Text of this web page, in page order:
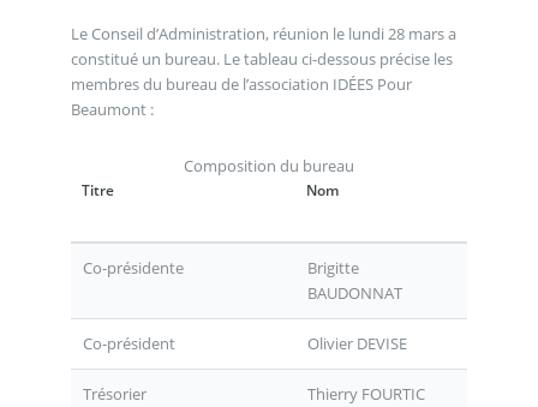
Le Conseil d’Administration, réunion le lundi 28 mars a
constitué un bureau. Le tableau ci-dessous précise les
membres du bureau de l’association IDÉES Pour
Beaumont :
Composition du bureau
Titre Nom
Co-présidente
Brigitte
BAUDONNAT
Co-président Olivier DEVISE
Trésorier Thierry FOURTIC